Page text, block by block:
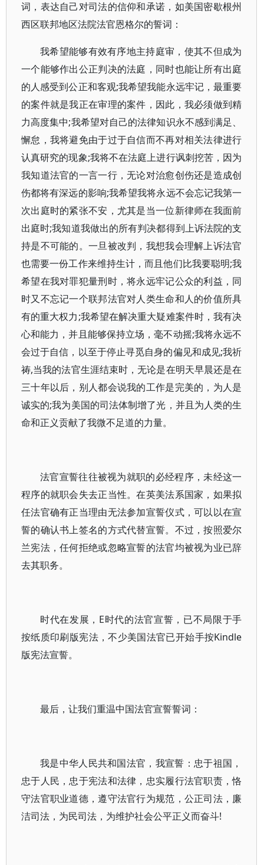
词，表达自己对司法的信仰和承诺，如美国密歇根州
西区联邦地区法院法官恩格尔的誓词：
我希望能够有效有序地主持庭审，使其不但成为
一个能够作出公正判决的法庭，同时也能让所有出庭
的人感受到公正和客观;我希望我能永远牢记，最重要
的案件就是我正在审理的案件，因此，我必须做到精
力高度集中;我希望对自己的法律知识永不感到满足、
懈怠，我将避免由于过于自信而不再对相关法律进行
认真研究的现象;我将不在法庭上进行讽刺挖苦，因为
我知道法官的一言一行，无论对治愈创伤还是造成创
伤都将有深远的影响;我希望我将永远不会忘记我第一
次出庭时的紧张不安，尤其是当一位新律师在我面前
出庭时;我知道我做出的所有判决都得到上诉法院的支
持是不可能的。一旦被改判，我想我会理解上诉法官
也需要一份工作来维持生计，而且他们比我要聪明;我
希望在我对罪犯量刑时，将永远牢记公众的利益，同
时又不忘记一个联邦法官对人类生命和人的价值所具
有的重大权力;我希望在解决重大疑难案件时，我有决
心和能力，并且能够保持立场，毫不动摇;我将永远不
会过于自信，以至于停止寻觅自身的偏见和成见;我祈
祷,当我的法官生涯结束时，无论是在明天早晨还是在
三十年以后，别人都会说我的工作是完美的，为人是
诚实的;我为美国的司法体制增了光，并且为人类的生
命和正义贡献了我微不足道的力量。
法官宣誓往往被视为就职的必经程序，未经这一
程序的就职会失去正当性。在英美法系国家，如果拟
任法官确有正当理由无法参加宣誓仪式，可以以在宣
誓的确认书上签名的方式代替宣誓。不过，按照爱尔
兰宪法，任何拒绝或忽略宣誓的法官均被视为业已辞
去其职务。
时代在发展，E时代的法官宣誓，已不局限于手
按纸质印刷版宪法，不少美国法官已开始手按Kindle
版宪法宣誓。
最后，让我们重温中国法官宣誓誓词：
我是中华人民共和国法官，我宣誓：忠于祖国，
忠于人民，忠于宪法和法律，忠实履行法官职责，恪
守法官职业道德，遵守法官行为规范，公正司法，廉
洁司法，为民司法，为维护社会公平正义而奋斗!